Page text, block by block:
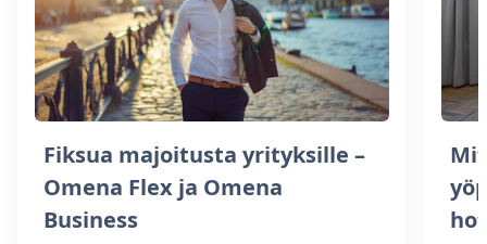
Fiksua majoitusta yrityksille –
Omena Flex ja Omena
Business